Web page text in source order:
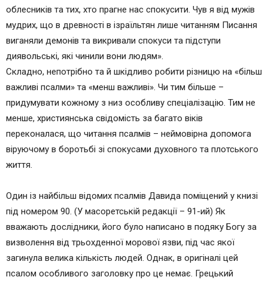
На гаспида й василиска наступиш і потопчеш
льва і змія.
“Бо він на мене надію поклав,і я врятую
його,охороню його,бо він пізнав імя моє”.
“Взиватиме він до мене,і я вислухаю його,з ним
його.
Довготою днів обдарую його і явлю йому
спасення моє”.
облесників та тих, хто прагне нас спокусити. Чув я від мужів
мудрих, що в древності в ізраїльтян лише читанням Писання
виганяли демонів та викривали спокуси та підступи
диявольські, які чинили вони людям».
Складно, непотрібно та й шкідливо робити різницю на «більш
важливі псалми» та «менш важливі». Чи тим більше –
придумувати кожному з низ особливу спеціалізацію. Тим не
менше, християнська свідомість за багато віків
переконалася, що читання псалмів – неймовірна допомога
віруючому в боротьбі зі спокусами духовного та плотського
життя.
Один із найбільш відомих псалмів Давида поміщений у книзі
під номером 90. (У масоретській редакції – 91-ий) Як
вважають дослідники, його було написано в подяку Богу за
визволення від трьохденної морової язви, під час якої
загинула велика кількість людей. Однак, в оригіналі цей
псалом особливого заголовку про це немає. Грецький